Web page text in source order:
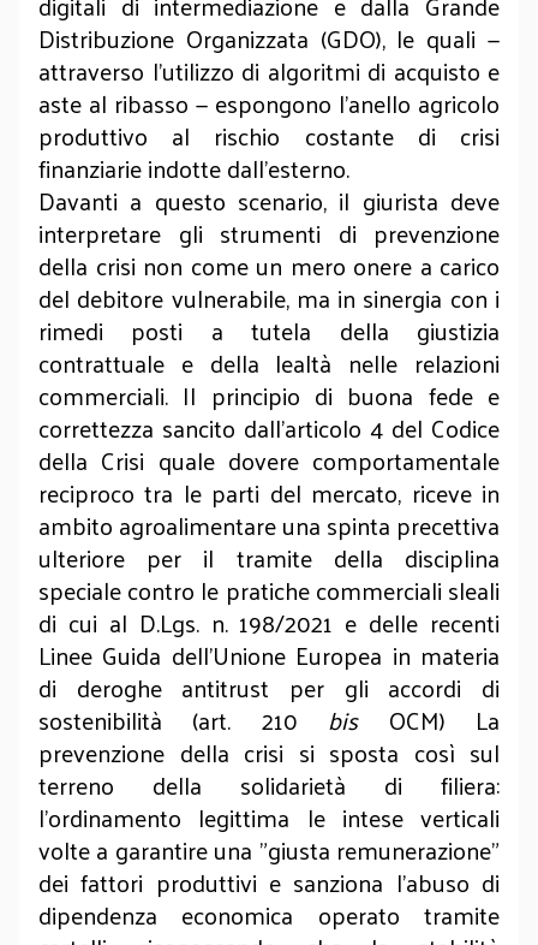
Distribuzione Organizzata (GDO), le quali —
attraverso l'utilizzo di algoritmi di acquisto e
aste al ribasso — espongono l'anello agricolo
produttivo al rischio costante di crisi
finanziarie indotte dall'esterno.
Davanti a questo scenario, il giurista deve
interpretare gli strumenti di prevenzione
della crisi non come un mero onere a carico
del debitore vulnerabile, ma in sinergia con i
rimedi posti a tutela della giustizia
contrattuale e della lealtà nelle relazioni
commerciali. Il principio di buona fede e
correttezza sancito dall'articolo 4 del Codice
della Crisi quale dovere comportamentale
reciproco tra le parti del mercato, riceve in
ambito agroalimentare una spinta precettiva
ulteriore per il tramite della disciplina
speciale contro le pratiche commerciali sleali
di cui al D.Lgs. n. 198/2021 e delle recenti
Linee Guida dell'Unione Europea in materia
di deroghe antitrust per gli accordi di
sostenibilità (art. 210 bisOCM) La
prevenzione della crisi si sposta così sul
terreno della solidarietà di filiera:
l'ordinamento legittima le intese verticali
volte a garantire una "giusta remunerazione"
dei fattori produttivi e sanziona l'abuso di
dipendenza economica operato tramite